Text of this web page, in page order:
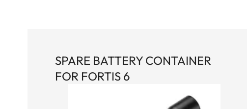
SPARE BATTERY CONTAINER
FOR FORTIS 6